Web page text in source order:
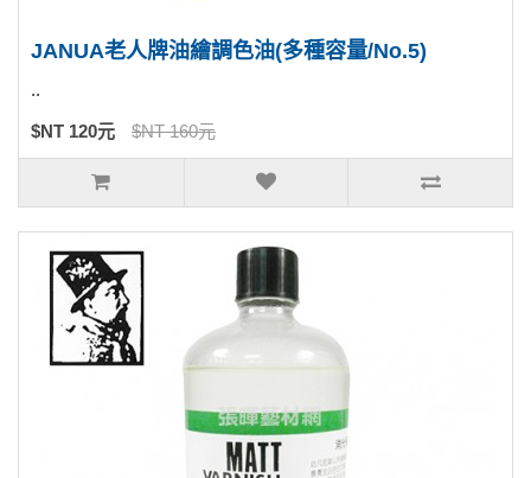
JANUA老人牌油繪調色油(多種容量/No.5)
..
$NT 120元 $NT 160元